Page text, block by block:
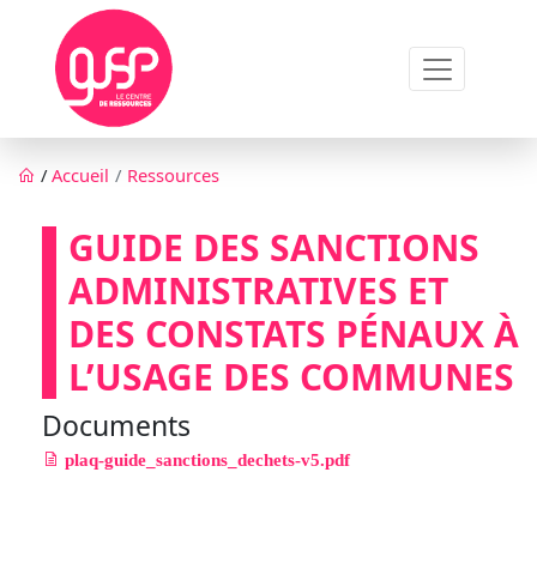
Aller au contenu principal
Fil d'Ariane
/Accueil Ressources
GUIDE DES SANCTIONS
ADMINISTRATIVES ET
DES CONSTATS PÉNAUX À
L’USAGE DES COMMUNES
Documents
plaq-guide_sanctions_dechets-v5.pdf